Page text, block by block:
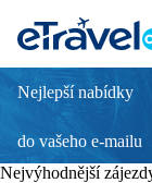
RHODOS
Informace o
Hotel Rhodos
Nejlepší nabídky
do vašeho e-mailu
Nejvýhodnější